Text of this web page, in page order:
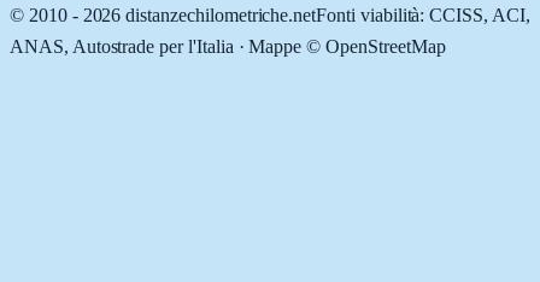
© 2010 - 2026 distanzechilometriche.netFonti viabilità: CCISS, ACI,
ANAS, Autostrade per l'Italia · Mappe © OpenStreetMap